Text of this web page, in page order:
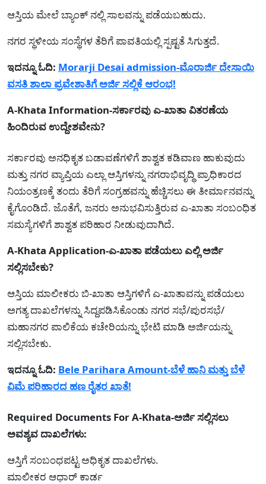
ಆಸ್ತಿಯ ಮೇಲೆ ಬ್ಯಾಂಕ್ ನಲ್ಲಿ ಸಾಲವನ್ನು ಪಡೆಯಬಹುದು.
ನಗರ ಸ್ಥಳೀಯ ಸಂಸ್ಥೆಗಳ ತೆರಿಗೆ ಪಾವತಿಯಲ್ಲಿ ಸ್ಪಷ್ಟತೆ ಸಿಗುತ್ತದೆ.
ಇದನ್ನೂ ಓದಿ: Morarji Desai admission-ಮೊರಾರ್ಜಿ ದೇಸಾಯಿ
ವಸತಿ ಶಾಲಾ ಪ್ರವೇಶಾತಿಗೆ ಅರ್ಜಿ ಸಲ್ಲಿಕೆ ಆರಂಭ!
A-Khata Information-ಸರ್ಕಾರವು ಎ-ಖಾತಾ ವಿತರಣೆಯ
ಹಿಂದಿರುವ ಉದ್ದೇಶವೇನು?
ಸರ್ಕಾರವು ಅನಧಿಕೃತ ಬಡಾವಣೆಗಳಿಗೆ ಶಾಶ್ವತ ಕಡಿವಾಣ ಹಾಕುವುದು
ಮತ್ತು ನಗರ ವ್ಯಾಪ್ತಿಯ ಎಲ್ಲಾ ಆಸ್ತಿಗಳನ್ನು ನಗರಾಭಿವೃದ್ಧಿ ಪ್ರಾಧಿಕಾರದ
ನಿಯಂತ್ರಣಕ್ಕೆ ತಂದು ತೆರಿಗೆ ಸಂಗ್ರಹವನ್ನು ಹೆಚ್ಚಿಸಲು ಈ ತೀರ್ಮಾನವನ್ನು
ಕೈಗೊಂಡಿದೆ. ಜೊತೆಗೆ, ಜನರು ಅನುಭವಿಸುತ್ತಿರುವ ಎ-ಖಾತಾ ಸಂಬಂಧಿತ
ಸಮಸ್ಯೆಗಳಿಗೆ ಶಾಶ್ವತ ಪರಿಹಾರ ನೀಡುವುದಾಗಿದೆ.
A-Khata Application-ಎ-ಖಾತಾ ಪಡೆಯಲು ಎಲ್ಲಿ ಅರ್ಜಿ
ಸಲ್ಲಿಸಬೇಕು?
ಆಸ್ತಿಯ ಮಾಲೀಕರು ಬಿ-ಖಾತಾ ಆಸ್ತಿಗಳಿಗೆ ಎ-ಖಾತಾವನ್ನು ಪಡೆಯಲು
ಅಗತ್ಯ ದಾಖಲೆಗಳನ್ನು ಸಿದ್ದಪಡಿಸಿಕೊಂಡು ನಗರ ಸಭೆ/ಪುರಸಭೆ/
ಮಹಾನಗರ ಪಾಲಿಕೆಯ ಕಚೇರಿಯನ್ನು ಭೇಟಿ ಮಾಡಿ ಅರ್ಜಿಯನ್ನು
ಸಲ್ಲಿಸಬೇಕು.
ಇದನ್ನೂ ಓದಿ: Bele Parihara Amount-ಬೆಳೆ ಹಾನಿ ಮತ್ತು ಬೆಳೆ
ವಿಮೆ ಪರಿಹಾರದ ಹಣ ರೈತರ ಖಾತೆ!
Required Documents For A-Khata-ಅರ್ಜಿ ಸಲ್ಲಿಸಲು
ಅವಶ್ಯವ ದಾಖಲೆಗಳು:
ಆಸ್ತಿಗೆ ಸಂಬಂಧಪಟ್ಟ ಅಧಿಕೃತ ದಾಖಲೆಗಳು.
ಮಾಲೀಕರ ಆಧಾರ್ ಕಾರ್ಡ